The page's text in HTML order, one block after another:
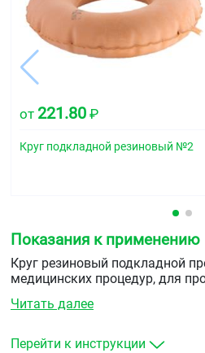
от 221.80 ₽
Круг подкладной резиновый №2
Показания к применению
Круг резиновый подкладной
медицинских процедур, для
на прямой кишке.
Читать далее
Перейти к инструкции